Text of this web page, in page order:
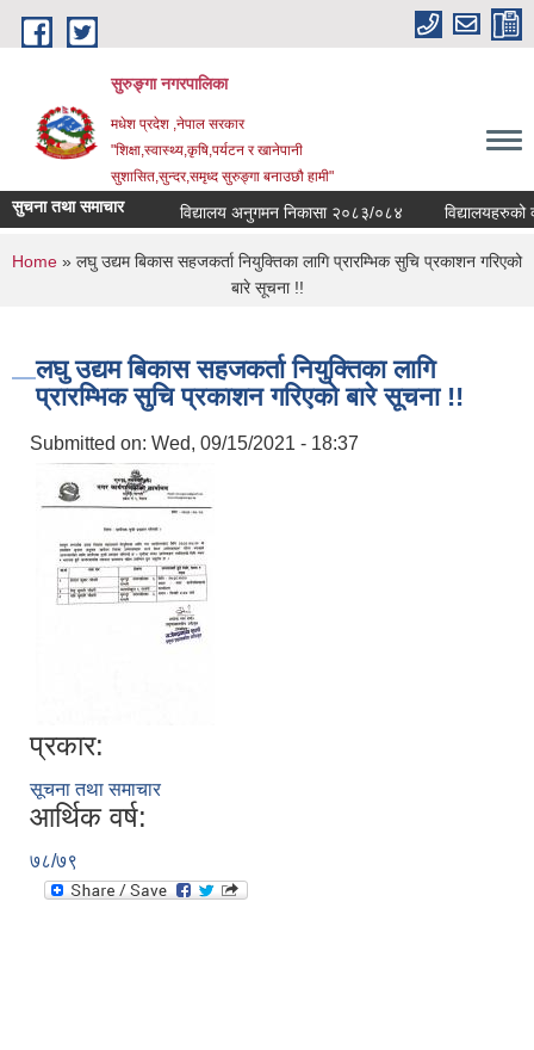
Skip to main content
सुरुङ्‍गा नगरपालिका
मधेश प्रदेश ,नेपाल सरकार
"शिक्षा,स्वास्थ्य,कृषि,पर्यटन र खानेपानी
सुशासित,सुन्दर,समृध्द सुरुङ्गा बनाउछौ हामी"
सुचना तथा समाचार विद्यालय अनुगमन निकासा २०८३/०८४ विद्यालयहरुको
You are here
Home » लघु उद्यम बिकास सहजकर्ता नियुक्तिका लागि प्रारम्भिक सुचि प्रकाशन गरिएको
बारे सूचना !!
लघु उद्यम बिकास सहजकर्ता नियुक्तिका लागि
प्रारम्भिक सुचि प्रकाशन गरिएको बारे सूचना !!
Submitted on: Wed, 09/15/2021 - 18:37
प्रकार:
सूचना तथा समाचार
आर्थिक वर्ष:
७८/७९